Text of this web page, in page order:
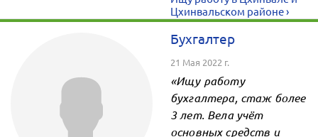
Цхинвальском районе ›
Бухгалтер
21 Мая 2022 г.
«Ищу работу
бухгалтера, стаж более
3 лет. Вела учёт
основных средств и